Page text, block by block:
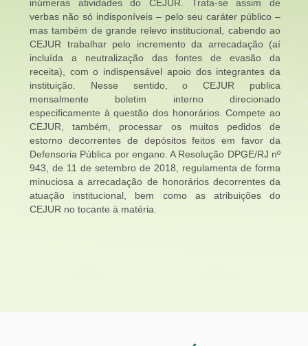
inúmeras atividades do CEJUR. Trata-se assim de
verbas não só indisponíveis – pelo seu caráter público –
mas também de grande relevo institucional, cabendo ao
CEJUR trabalhar pelo incremento da arrecadação (aí
incluída a neutralização das fontes de evasão da
receita), com o indispensável apoio dos integrantes da
instituição. Nesse sentido, o CEJUR publica
mensalmente boletim interno direcionado
especificamente à questão dos honorários. Compete ao
CEJUR, também, processar os muitos pedidos de
estorno decorrentes de depósitos feitos em favor da
Defensoria Pública por engano. A Resolução DPGE/RJ nº
943, de 11 de setembro de 2018, regulamenta de forma
minuciosa a arrecadação de honorários decorrentes da
atuação institucional, bem como as atribuições do
CEJUR no tocante à matéria.